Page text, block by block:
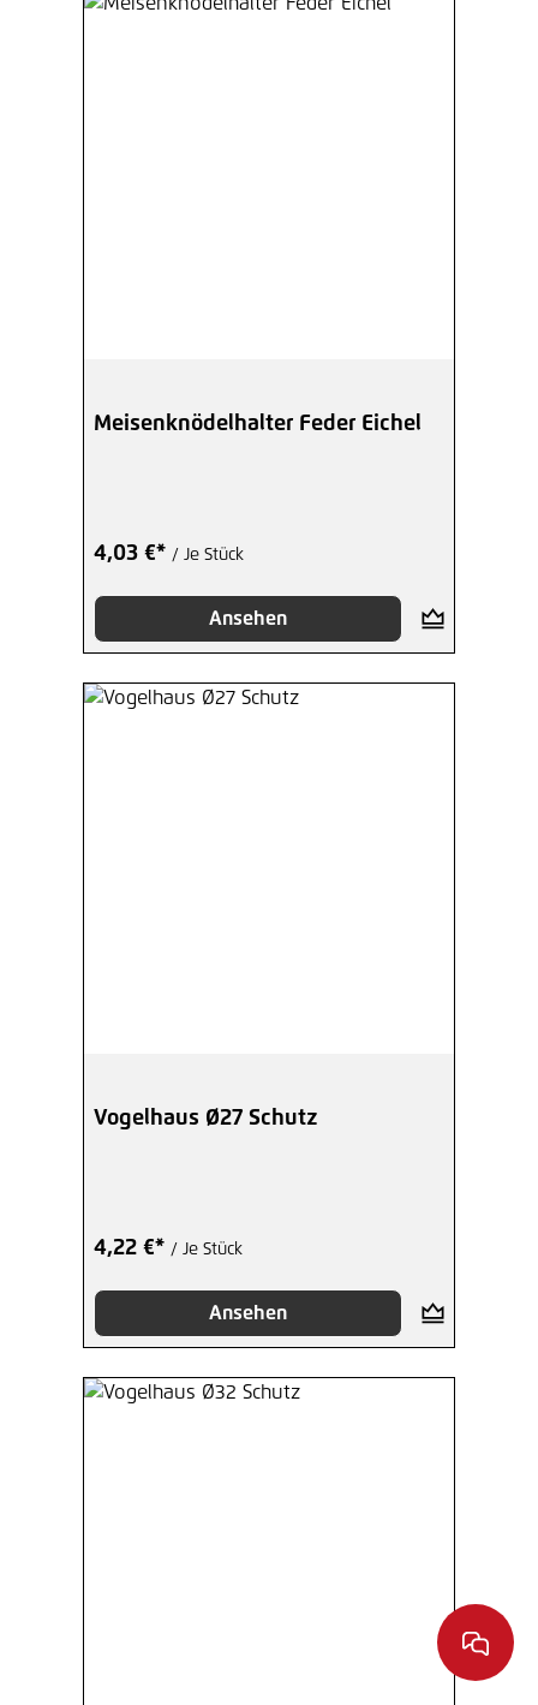
Meisenknödelhalter Feder Eichel
4,03 €* / Je Stück
Ansehen
Vogelhaus Ø27 Schutz
4,22 €* / Je Stück
Ansehen